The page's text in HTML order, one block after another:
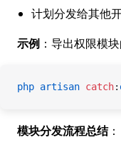
计划分发给其他
示例 ：导出权限模
php artisan catch:
模块分发流程总结：